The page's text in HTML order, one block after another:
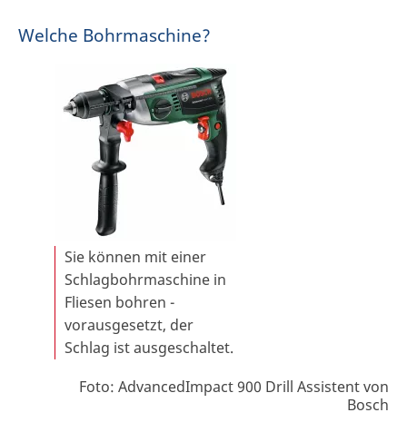
Welche Bohrmaschine?
Sie können mit einer
Schlagbohrmaschine in
Fliesen bohren -
vorausgesetzt, der
Schlag ist ausgeschaltet.
Foto: AdvancedImpact 900 Drill Assistent von
Bosch